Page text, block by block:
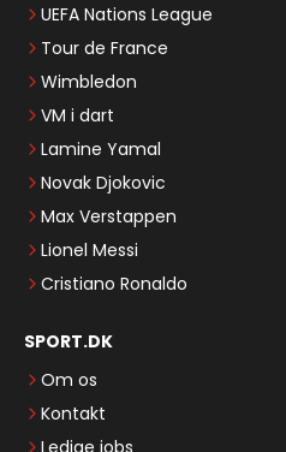
UEFA Nations League
Tour de France
Wimbledon
VM i dart
Lamine Yamal
Novak Djokovic
Max Verstappen
Lionel Messi
Cristiano Ronaldo
SPORT.DK
Om os
Kontakt
Ledige jobs